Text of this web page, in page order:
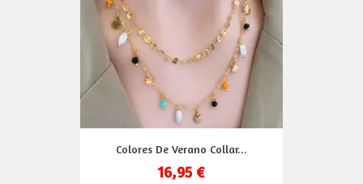
Colores De Verano Collar...
16,95 €